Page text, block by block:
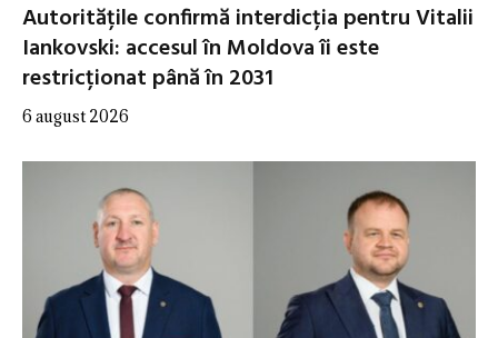
Autoritățile confirmă interdicția pentru Vitalii
Iankovski: accesul în Moldova îi este
restricționat până în 2031
6 august 2026